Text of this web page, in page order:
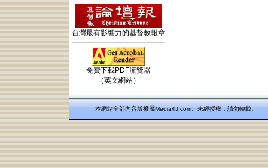
台灣最有影響力的基督教報章
免費下載PDF流覽器
（英文網站）
本網站全部內容版權屬Media4J.com。未經授權，請勿轉載。